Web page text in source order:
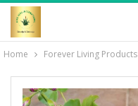
Home Forever Living Products